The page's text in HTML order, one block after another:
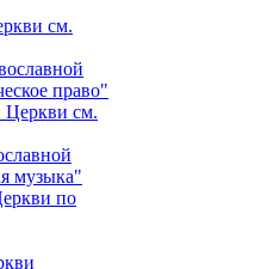
см.
право"
Церкви см.
музыка"
по